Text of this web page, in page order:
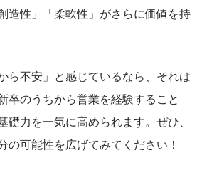
造性」「柔軟性」がさらに価値を持
ら不安」と感じているなら、それは
卒のうちから営業を経験すること
礎力を一気に高められます。ぜひ、
の可能性を広げてみてください！